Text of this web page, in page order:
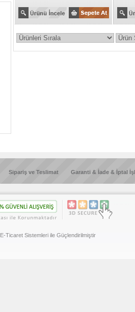
Sipariş ve Teslimat Garanti & İade & İptal
E-Ticaret Sistemleri ile Güçlendirilmiştir